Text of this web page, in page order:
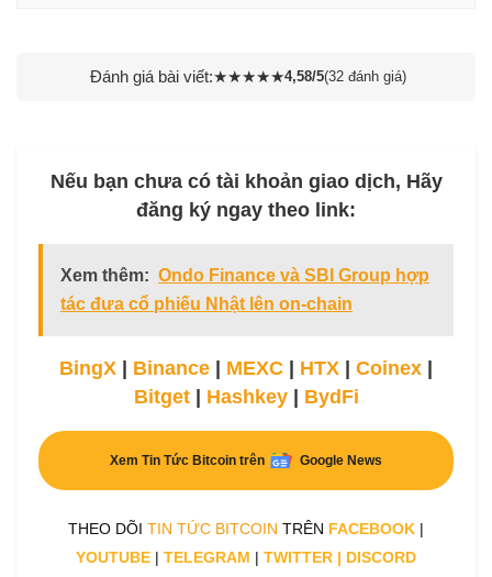
Đánh giá bài viết:★★★★★4,58/5(32 đánh giá)
Nếu bạn chưa có tài khoản giao dịch, Hãy
đăng ký ngay theo link:
Xem thêm: Ondo Finance và SBI Group hợp
tác đưa cổ phiếu Nhật lên on-chain
BingX | Binance | MEXC | HTX | Coinex |
Bitget| Hashkey| BydFi
Xem Tin Tức Bitcoin trên Google News
THEO DÕI TIN TỨC BITCOIN TRÊN FACEBOOK |
YOUTUBE | TELEGRAM | TWITTER | DISCORD